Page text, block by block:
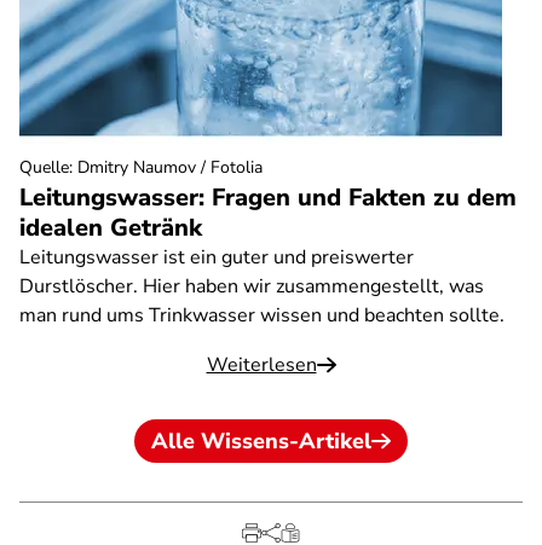
Leitungswasser: Fragen und Fakten zu dem
idealen Getränk
Leitungswasser ist ein guter und preiswerter
Durstlöscher. Hier haben wir zusammengestellt, was
man rund ums Trinkwasser wissen und beachten sollte.
Weiterlesen
Quelle: Dmitry Naumov / Fotolia
Alle Wissens-Artikel